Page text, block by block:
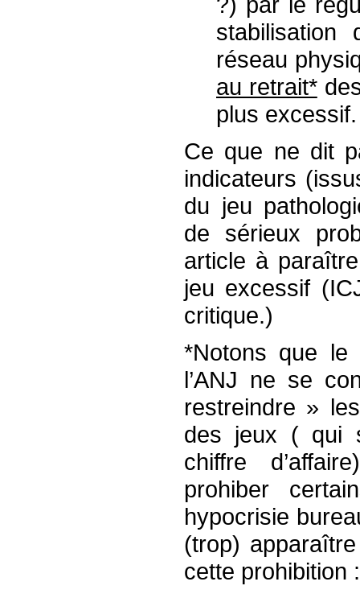
réseau
au retrait*
plus excessif.
Ce que ne dit
indicateurs
du jeu
de sérieux
article à
jeu excessif
critique.)
*Notons que le
l’ANJ ne se
restreindre »
des jeux ( qui
chiffre
prohiber
hypocrisie
(trop)
cette prohibition